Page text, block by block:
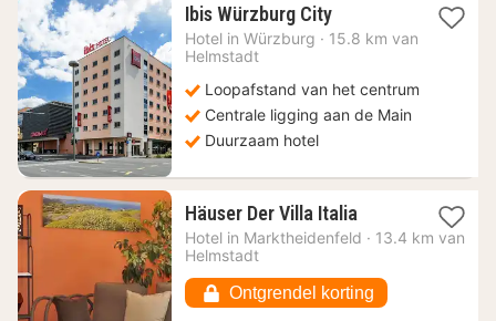
Ibis Würzburg City1
nacht
€
Hotel in Würzburg · 15.8 km van
Helmstadt
Loopafstand van het centrum
Centrale ligging aan de Main
Duurzaam hotel
Häuser Der Villa Italia1
nacht
€
Hotel in Marktheidenfeld · 13.4 km van
Helmstadt
Ontgrendel korting